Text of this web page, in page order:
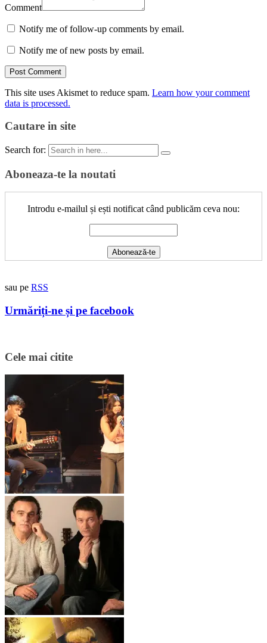
Comment
Notify me of follow-up comments by email.
Notify me of new posts by email.
This site uses Akismet to reduce spam. Learn how your comment
data is processed.
Cautare in site
Search for:
Aboneaza-te la noutati
Introdu e-mailul și ești notificat când publicăm ceva nou:
sau pe RSS
Urmăriți-ne și pe facebook
Cele mai citite